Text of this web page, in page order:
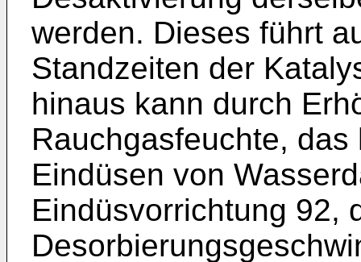
werden. Dieses führt
Standzeiten der
hinaus kann durch
Rauchgasfeuchte,
Eindüsen von
Eindüsvorrichtung 92,